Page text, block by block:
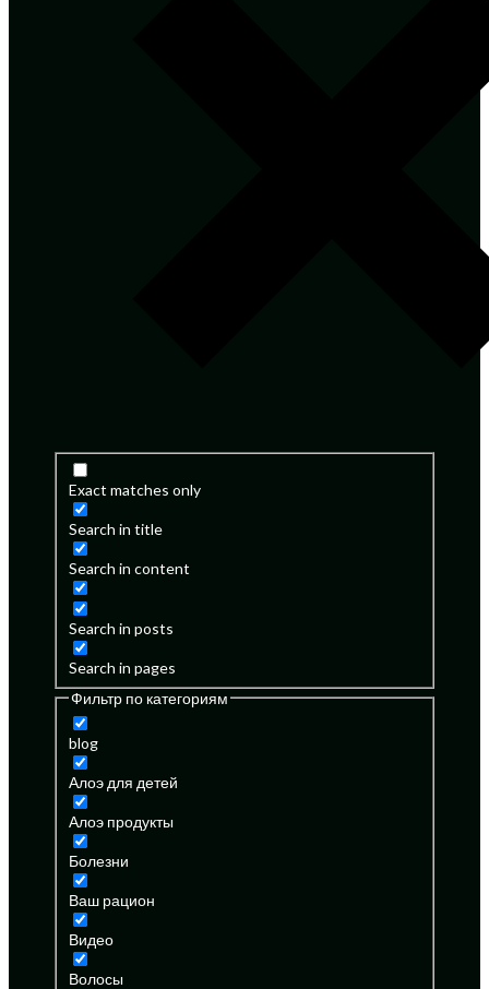
Exact matches only
Search in title
Search in content
Search in posts
Search in pages
Фильтр по категориям
blog
Алоэ для детей
Алоэ продукты
Болезни
Ваш рацион
Видео
Волосы